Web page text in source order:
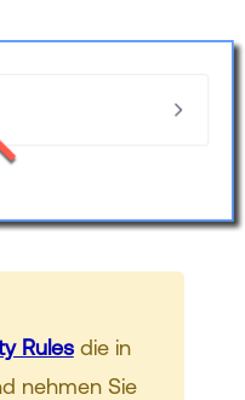
Rulesdie in
nehmen Sie